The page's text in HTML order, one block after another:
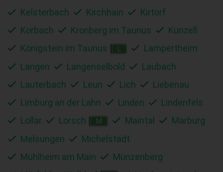
Kelsterbach
Kirchhain
Kirtorf
Korbach
Kronberg im Taunus
Künzell
Königstein im Taunus
Lampertheim
Langen
Langenselbold
Laubach
Lauterbach
Leun Lich
Liebenau
Limburg an der Lahn
Linden
Lindenfels
Lollar
Lorsch M Maintal
Marburg
Melsungen
Michelstadt
Mühlheim am Main
Münzenberg